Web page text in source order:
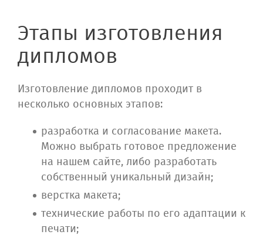
Этапы изготовления
дипломов
Изготовление дипломов проходит в
несколько основных этапов:
разработка и согласование макета.
Можно выбрать готовое предложение
на нашем сайте, либо разработать
собственный уникальный дизайн;
верстка макета;
технические работы по его адаптации к
печати;